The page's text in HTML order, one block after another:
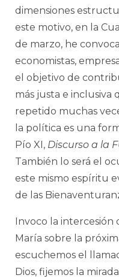
dimensiones
este motivo, en la
de marzo, he
economistas,
el objetivo de
más justa e inclusiva
repetido muchas
la política es una
Pío XI, Discurso a la
También lo será el
este mismo espíritu
de las
Invoco la intercesión
María sobre la
escuchemos el
Dios, fijemos la